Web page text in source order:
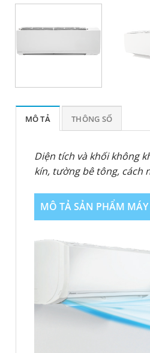
MÔ TẢ THÔNG SỐ
Diện tích và khối không
kín, tường bê tông, cách
MÔ TẢ SẢN PHẨM